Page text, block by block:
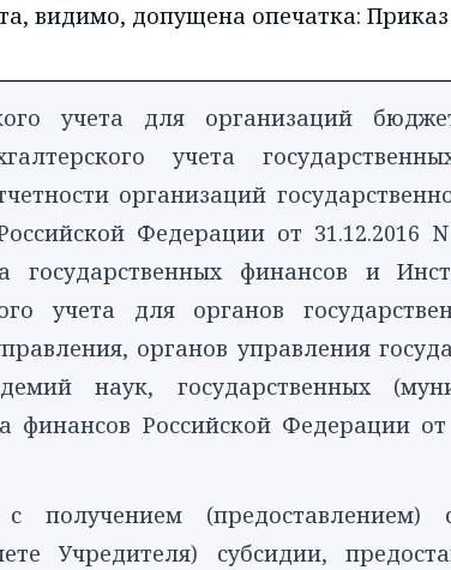
видимо, допущена опечатка:
учета для организаций
учета
организаций
Федерации от 31.12.2016
государственных финансов и
учета для органов
органов управления
наук, государственных
Российской Федерации от
получением (предоставлением)
Учредителя) субсидии,